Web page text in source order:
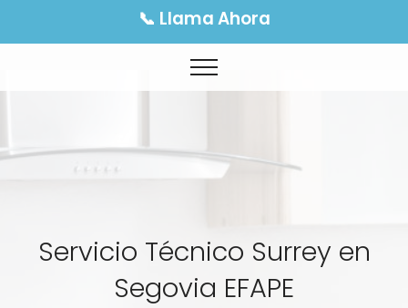
📞 Llama Ahora
Servicio Técnico Surrey en
Segovia EFAPE